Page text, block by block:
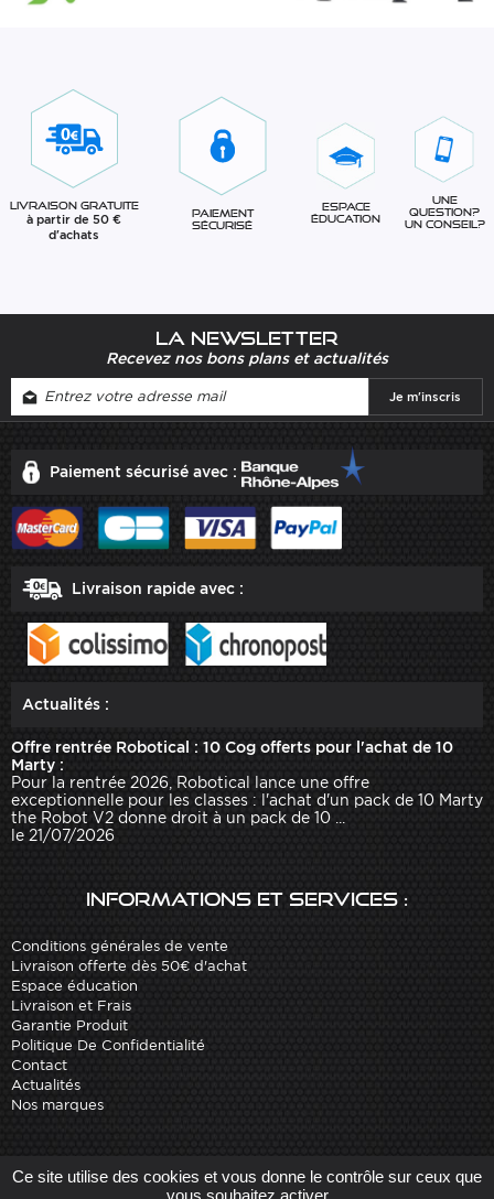
Livraison gratuite
à partir de 50 €
d'achats
Paiement
sécurisé
Espace
éducation
Une
question?
Un conseil?
La newsletter
Recevez nos bons plans et actualités
Paiement sécurisé avec :
Livraison rapide avec :
Actualités :
Offre rentrée Robotical : 10 Cog offerts pour l'achat de 10
Marty :
Pour la rentrée 2026, Robotical lance une offre
exceptionnelle pour les classes : l'achat d'un pack de 10 Marty
the Robot V2 donne droit à un pack de 10 ...
le 21/07/2026
Informations et services :
Conditions générales de vente
Livraison offerte dès 50€ d'achat
Espace éducation
Livraison et Frais
Garantie Produit
Politique De Confidentialité
Contact
Actualités
Nos marques
Site réalisé par Arobases
Copyright 2010-2023 www.robot-advance.com
Ce site utilise des cookies et vous donne le contrôle sur ceux que
vous souhaitez activer